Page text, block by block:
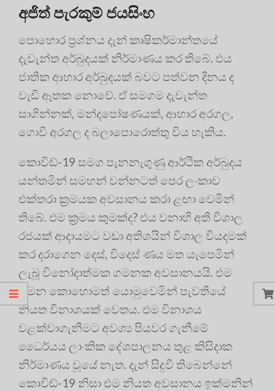
අජිත් පැරකුම් ජයසිංහ
පොහොර ප්‍රශ්නය දැන් කෘෂිකර්මාන්තයේ
දැවැන්ත අර්බුදයක් නිර්මාණය කර තිබේ. එය
ජාතික ආහාර අර්බුදයක් බවට පත්වන දිනය ද
වැඩි ඈතක නොවේ. ඒ සමගම දැවැන්ත
සාගින්නක්, මන්දපෝෂණයක්, ආහාර අරගල,
ගොවි අරගල ද බලාපොරොත්තු විය හැකිය.
කොවිඩ්-19 සමග පැනනැගුණු ආර්ථික අර්බුදය
යන්තමින් සමහන් වන්නටත් පෙර ලංකාව
එක්තරා ක්‍රමයක අවසානය කරා ළඟා වෙමින්
තිබේ. එම ක්‍රමය කුමක්ද? එය වනාහි අති විශාල
රජයක් ආදායමට වඩා අතිශයින් විශාල වියදමක්
කර දරාගෙන දෙස්, විදෙස් ණය මත යැපෙමින්
ලැබූ විනෝදාත්මක ගමනක අවසානයයි. එම
ගමන කොහොමත් යොමුවෙමින් පැවතියේ
නියත විනාශයක් වෙතය. එම විනාශය
වළක්වාගැනීමට අවශ්‍ය පියවර ගැනීමේ
ධෛර්යය ලාංකික දේශපාලනය තුළ කිසිදාක
නිර්මාණය වූයේ නැත. දැන් සිදුවී තිබෙන්නේ
කොවිඩ්-19 නිසා එම නියත අවසානය ඉක්මනින්